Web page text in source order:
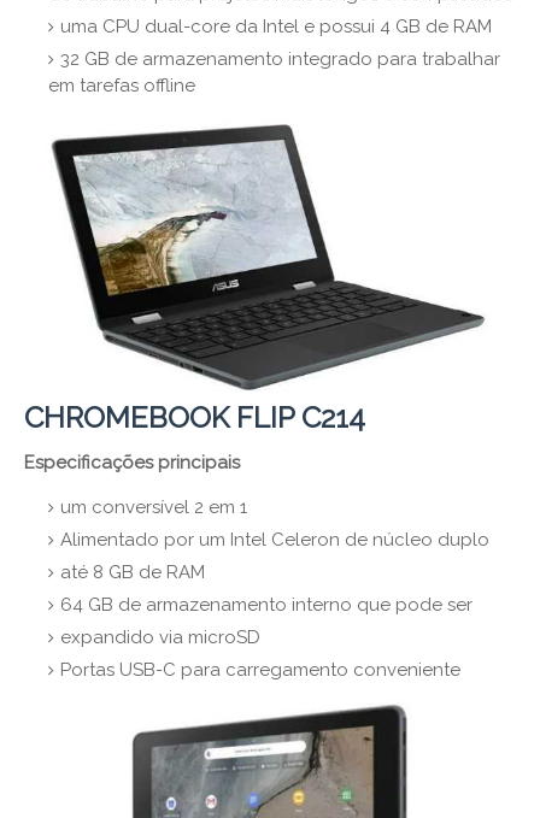
uma CPU dual-core da Intel e possui 4 GB de RAM
32 GB de armazenamento integrado para trabalhar
em tarefas offline
CHROMEBOOK FLIP C214
Especificações principais
um conversível 2 em 1
Alimentado por um Intel Celeron de núcleo duplo
até 8 GB de RAM
64 GB de armazenamento interno que pode ser
expandido via microSD
Portas USB-C para carregamento conveniente